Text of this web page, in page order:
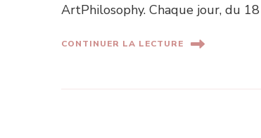
ArtPhilosophy. Chaque jour, du
CONTINUER LA LECTURE